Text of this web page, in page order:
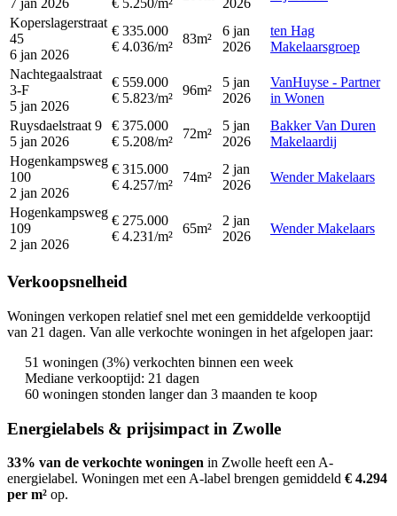
7 jan 2026
€ 5.250/m²
2026
Koperslagerstraat
45
6 jan 2026
€ 335.000
€ 4.036/m²
83m²
6 jan
2026
ten Hag
Makelaarsgroep
Nachtegaalstraat
3-F
5 jan 2026
€ 559.000
€ 5.823/m²
96m²
5 jan
2026
VanHuyse - Partner
in Wonen
Ruysdaelstraat 9
5 jan 2026
€ 375.000
€ 5.208/m²
72m²
5 jan
2026
Bakker Van Duren
Makelaardij
Hogenkampsweg
100
2 jan 2026
€ 315.000
€ 4.257/m²
74m²
2 jan
2026
Wender Makelaars
Hogenkampsweg
109
2 jan 2026
€ 275.000
€ 4.231/m²
65m²
2 jan
2026
Wender Makelaars
Verkoopsnelheid
Woningen verkopen relatief snel met een gemiddelde verkooptijd
van 21 dagen. Van alle verkochte woningen in het afgelopen jaar:
51 woningen (3%) verkochten binnen een week
Mediane verkooptijd: 21 dagen
60 woningen stonden langer dan 3 maanden te koop
Energielabels & prijsimpact in Zwolle
33% van de verkochte woningen in Zwolle heeft een A-
energielabel. Woningen met een A-label brengen gemiddeld € 4.294
per m² op.